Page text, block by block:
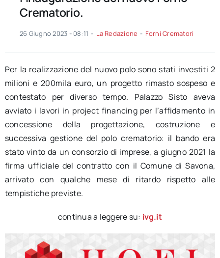
Crematorio.
26 Giugno 2023 - 08:11 - La Redazione - Forni Crematori
Per la realizzazione del nuovo polo sono stati investiti 2
milioni e 200mila euro, un progetto rimasto sospeso e
contestato per diverso tempo. Palazzo Sisto aveva
avviato i lavori in project financing per l’affidamento in
concessione della progettazione, costruzione e
successiva gestione del polo crematorio: il bando era
stato vinto da un consorzio di imprese, a giugno 2021 la
firma ufficiale del contratto con il Comune di Savona,
arrivato con qualche mese di ritardo rispetto alle
tempistiche previste.
continua a leggere su: ivg.it